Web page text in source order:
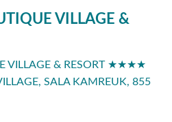
VILLAGE &
VILLAGE & RESORT ★★★★
SALA KAMREUK, 855